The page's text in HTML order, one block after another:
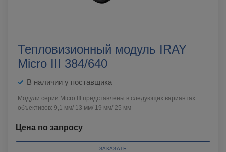
Тепловизионный модуль IRAY
Micro III 384/640
В наличии у поставщика
Модули серии Micro III представлены в следующих вариантах
объективов: 9,1 мм/ 13 мм/ 19 мм/ 25 мм
Цена по запросу
ЗАКАЗАТЬ